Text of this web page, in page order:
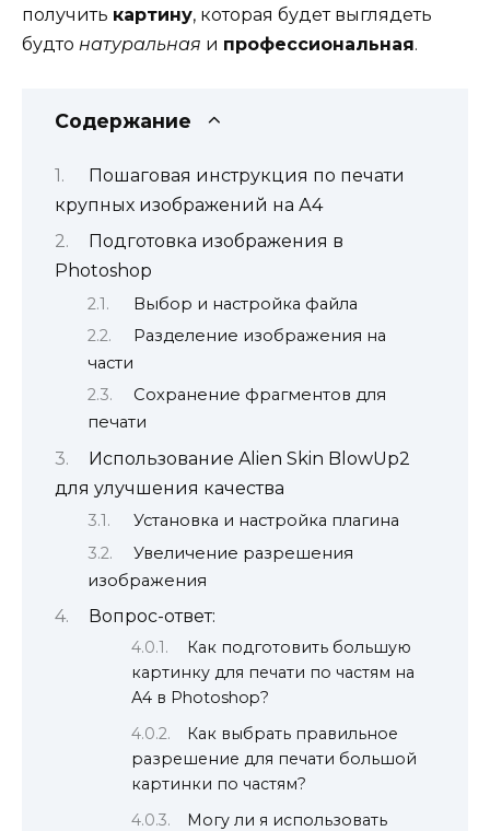
получить картину, которая будет выглядеть
будто натуральная и профессиональная.
Содержание
Пошаговая инструкция по печати
крупных изображений на А4
Подготовка изображения в
Photoshop
Выбор и настройка файла
Разделение изображения на
части
Сохранение фрагментов для
печати
Использование Alien Skin BlowUp2
для улучшения качества
Установка и настройка плагина
Увеличение разрешения
изображения
Вопрос-ответ:
Как подготовить большую
картинку для печати по частям на
А4 в Photoshop?
Как выбрать правильное
разрешение для печати большой
картинки по частям?
Могу ли я использовать